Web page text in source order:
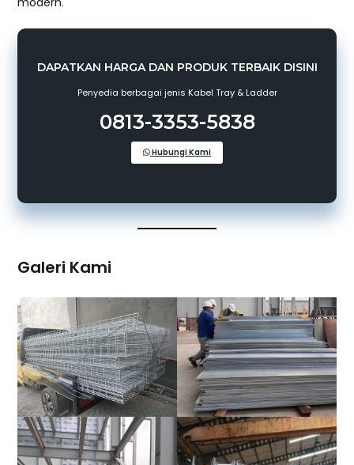
DAPATKAN HARGA DAN PRODUK TERBAIK DISINI
Penyedia berbagai jenis Kabel Tray & Ladder
0813-3353-5838
Hubungi Kami
Galeri Kami